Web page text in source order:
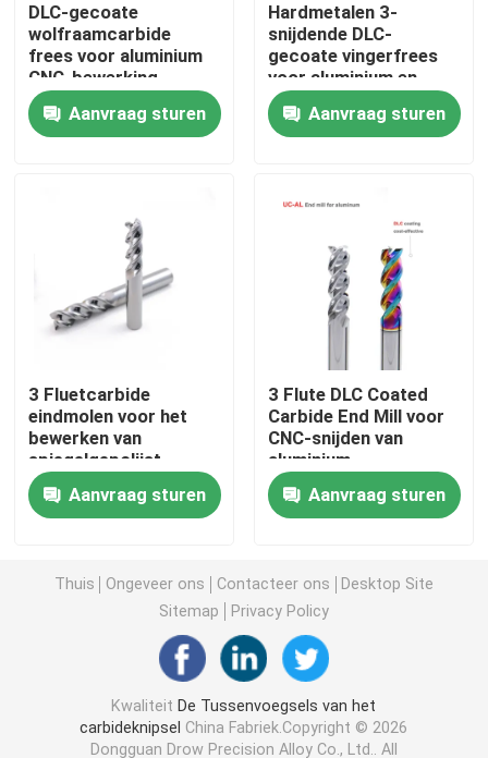
Contacteer ons
Vraag een offerte aan
carbide het draaien tussenvoegsels
Carbide die Tussenvoegsel groeven
De Componenten van de stempelvorm
Carbide Boorgereedschap
de tussenvoegsels van het carbidemalen
Carbide die Tussenvoegsels inpassen
Snijd Tussenvoegsels af
DLC-gecoate
wolfraamcarbide
frees voor aluminium
CNC-bewerking
Aanvraag sturen
Hardmetalen 3-
snijdende DLC-
gecoate vingerfrees
voor aluminium en
koper
Aanvraag sturen
3 Fluetcarbide
eindmolen voor het
bewerken van
spiegelgepolijst
aluminium
Aanvraag sturen
3 Flute DLC Coated
Carbide End Mill voor
CNC-snijden van
aluminium
Aanvraag sturen
Thuis Ongeveer ons Contacteer ons
Desktop Site
Sitemap
Privacy Policy
Kwaliteit De Tussenvoegsels van het
carbideknipsel China Fabriek.Copyright © 2026
Dongguan Drow Precision Alloy Co., Ltd.. All